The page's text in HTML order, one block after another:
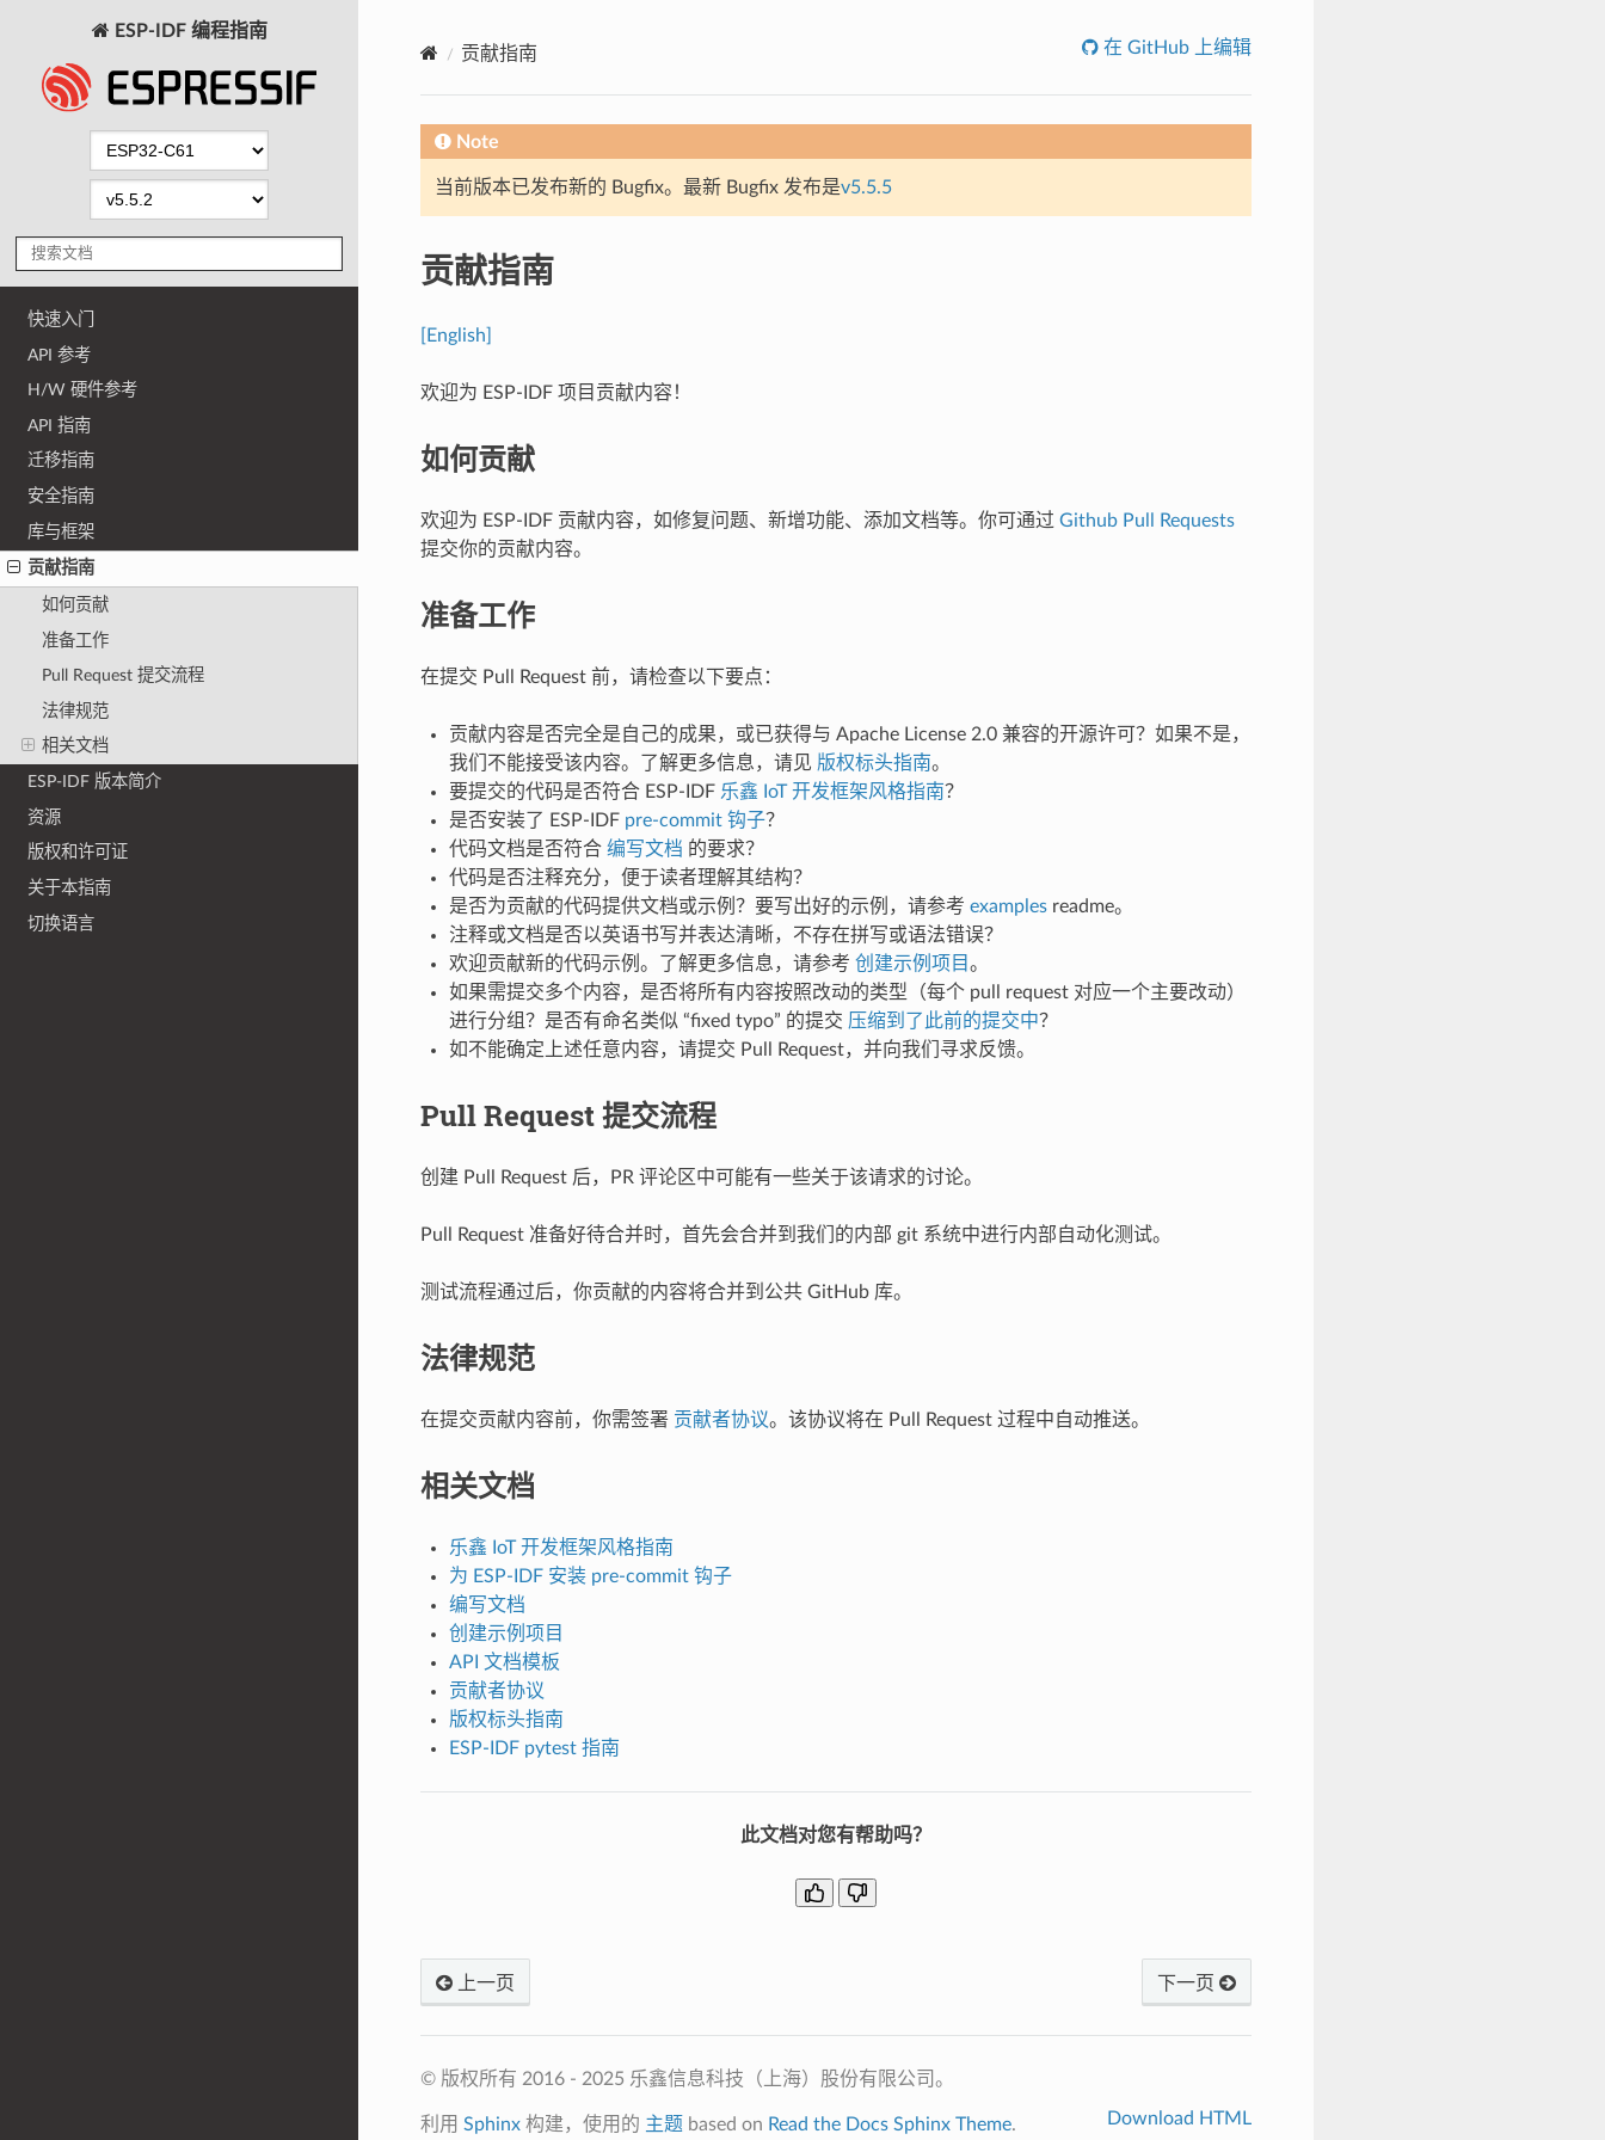
ESP-IDF 编程指南
快速入门
API 参考
H/W 硬件参考
API 指南
迁移指南
安全指南
库与框架
贡献指南
如何贡献
准备工作
Pull Request 提交流程
法律规范
相关文档
ESP-IDF 版本简介
资源
版权和许可证
关于本指南
切换语言
贡献指南 在 GitHub 上编辑
Note
当前版本已发布新的 Bugfix。最新 Bugfix 发布是v5.5.5
贡献指南
[English]
欢迎为 ESP-IDF 项目贡献内容！
如何贡献
欢迎为 ESP-IDF 贡献内容，如修复问题、新增功能、添加文档等。你可通过 Github Pull Requests
提交你的贡献内容。
准备工作
在提交 Pull Request 前，请检查以下要点：
贡献内容是否完全是自己的成果，或已获得与 Apache License 2.0 兼容的开源许可？如果不是，
我们不能接受该内容。了解更多信息，请见 版权标头指南。
要提交的代码是否符合 ESP-IDF 乐鑫 IoT 开发框架风格指南？
是否安装了 ESP-IDF pre-commit 钩子？
代码文档是否符合 编写文档 的要求？
代码是否注释充分，便于读者理解其结构？
是否为贡献的代码提供文档或示例？要写出好的示例，请参考 examplesreadme。
注释或文档是否以英语书写并表达清晰，不存在拼写或语法错误？
欢迎贡献新的代码示例。了解更多信息，请参考 创建示例项目。
如果需提交多个内容，是否将所有内容按照改动的类型（每个 pull request 对应一个主要改动）
进行分组？是否有命名类似 “fixed typo” 的提交 压缩到了此前的提交中？
如不能确定上述任意内容，请提交 Pull Request，并向我们寻求反馈。
Pull Request 提交流程
创建 Pull Request 后，PR 评论区中可能有一些关于该请求的讨论。
Pull Request 准备好待合并时，首先会合并到我们的内部 git 系统中进行内部自动化测试。
测试流程通过后，你贡献的内容将合并到公共 GitHub 库。
法律规范
在提交贡献内容前，你需签署 贡献者协议。该协议将在 Pull Request 过程中自动推送。
相关文档
乐鑫 IoT 开发框架风格指南
为 ESP-IDF 安装 pre-commit 钩子
编写文档
创建示例项目
API 文档模板
贡献者协议
版权标头指南
ESP-IDF pytest 指南
此文档对您有帮助吗？
上一页 下一页
© 版权所有 2016 - 2025 乐鑫信息科技（上海）股份有限公司。
利用 Sphinx构建，使用的 主题 based on Read the Docs Sphinx Theme. Download HTML